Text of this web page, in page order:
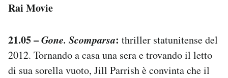
Rai Movie
21.05 –Gone. Scomparsa: thriller statunitense del
2012. Tornando a casa una sera e trovando il letto
di sua sorella vuoto, Jill Parrish è convinta che il